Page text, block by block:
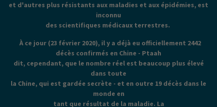
et d'autres plus résistants aux maladies et aux épidémies, est
inconnu
des scientifiques médicaux terrestres.
À ce jour (23 février 2020), il y a déjà eu officiellement 2442
décès confirmés en Chine - Ptaah
dit, cependant, que le nombre réel est beaucoup plus élevé
dans toute
la Chine, qui est gardée secrète - et en outre 19 décès dans le
monde en
tant que résultat de la maladie. La